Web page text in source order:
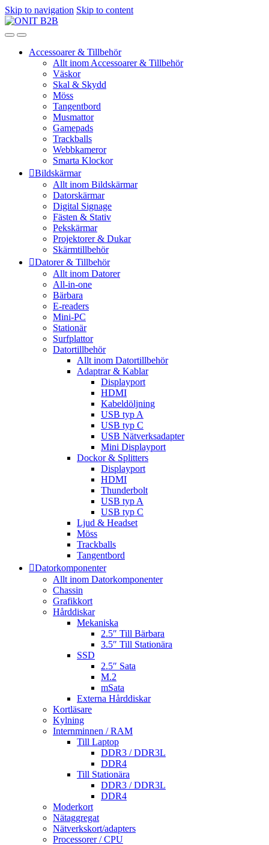
Skip to navigation Skip to content
Accessoarer & Tillbehör
Allt inom Accessoarer & Tillbehör
Väskor
Skal & Skydd
Möss
Tangentbord
Musmattor
Gamepads
Trackballs
Webbkameror
Smarta Klockor
Bildskärmar
Allt inom Bildskärmar
Datorskärmar
Digital Signage
Fästen & Stativ
Pekskärmar
Projektorer & Dukar
Skärmtillbehör
Datorer & Tillbehör
Allt inom Datorer
All-in-one
Bärbara
E-readers
Mini-PC
Stationär
Surfplattor
Datortillbehör
Allt inom Datortillbehör
Adaptrar & Kablar
Displayport
HDMI
Kabeldöljning
USB typ A
USB typ C
USB Nätverksadapter
Mini Displayport
Dockor & Splitters
Displayport
HDMI
Thunderbolt
USB typ A
USB typ C
Ljud & Headset
Möss
Trackballs
Tangentbord
Datorkomponenter
Allt inom Datorkomponenter
Chassin
Grafikkort
Hårddiskar
Mekaniska
2.5″ Till Bärbara
3.5″ Till Stationära
SSD
2.5″ Sata
M.2
mSata
Externa Hårddiskar
Kortläsare
Kylning
Internminnen / RAM
Till Laptop
DDR3 / DDR3L
DDR4
Till Stationära
DDR3 / DDR3L
DDR4
Moderkort
Nätaggregat
Nätverkskort/adapters
Processorer / CPU